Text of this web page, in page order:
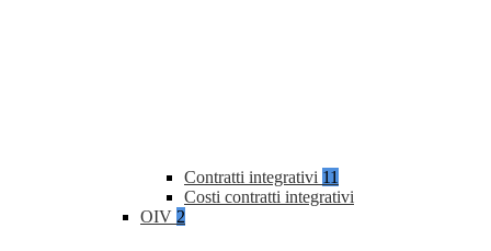
Contratti integrativi 11
Costi contratti integrativi
OIV 2